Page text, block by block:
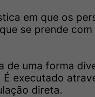
em que os
se prende
de uma forma
executado
direta.